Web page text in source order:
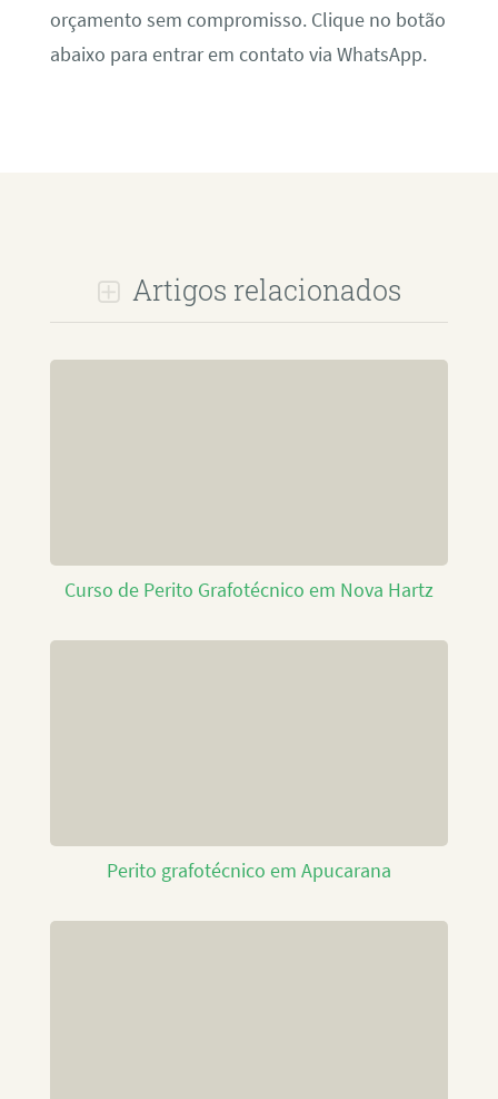
orçamento sem compromisso. Clique no botão
abaixo para entrar em contato via WhatsApp.
Artigos relacionados
Curso de Perito Grafotécnico em Nova Hartz
Perito grafotécnico em Apucarana